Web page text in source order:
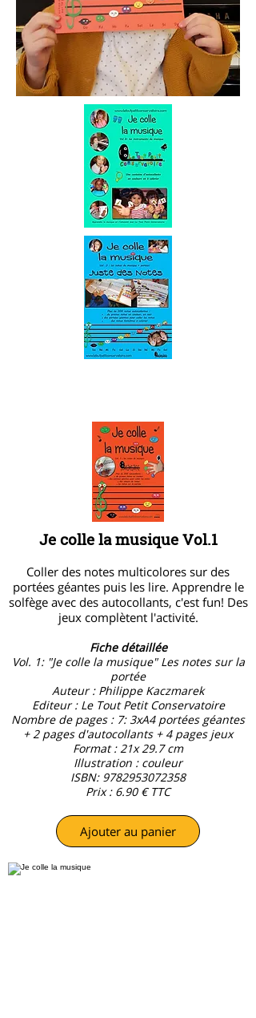
Je colle la musique Vol.1
Coller des notes multicolores sur des
portées géantes puis les lire. Apprendre le
solfège avec des autocollants, c'est fun! Des
jeux complètent l'activité.
Fiche détaillée
Vol. 1: "Je colle la musique" Les notes sur la
portée
Auteur : Philippe Kaczmarek
Editeur : Le Tout Petit Conservatoire
Nombre de pages : 7: 3xA4 portées géantes
+ 2 pages d'autocollants + 4 pages jeux
Format : 21x 29.7 cm
Illustration : couleur
ISBN: 9782953072358
Prix : 6.90 € TTC
Ajouter au panier